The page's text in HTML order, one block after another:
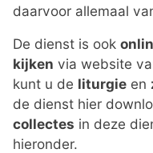
daarvoor allemaal
De dienst is ook
kijken via website
kunt u de liturgie en
de dienst hier
collectes in deze
hieronder.